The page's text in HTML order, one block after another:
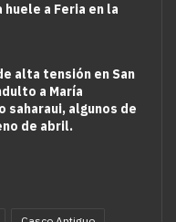
huele a Feria en la
alta tensión en San
a María
saharaui, algunos de
de abril.